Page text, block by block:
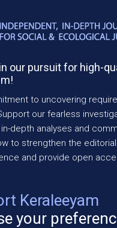
our pursuit for high-
to uncovering
our fearless
depth analyses and
to strengthen the editorial
and provide open
Keraleeyam
your